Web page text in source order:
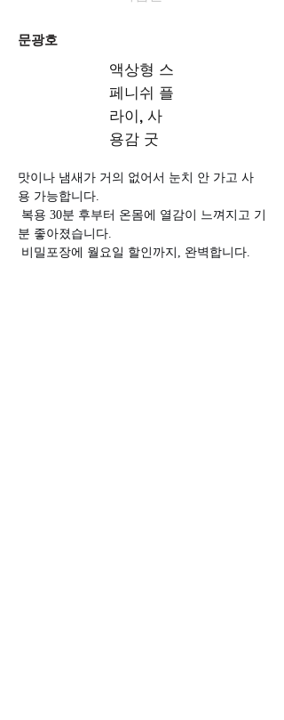
문광호
액상형 스
페니쉬 플
라이, 사
용감 굿
맛이나 냄새가 거의 없어서 눈치 안 가고 사
용 가능합니다.
분 좋아졌습니다.
비밀포장에 월요일 할인까지, 완벽합니다.